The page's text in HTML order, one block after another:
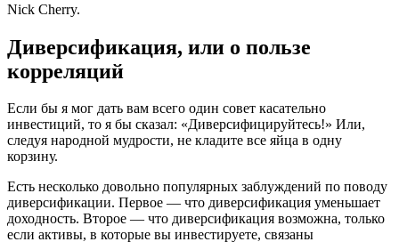
Nick Cherry.
Диверсификация, или о пользе
корреляций
Если бы я мог дать вам всего один совет касательно
инвестиций, то я бы сказал: «Диверсифицируйтесь!» Или,
следуя народной мудрости, не кладите все яйца в одну
корзину.
Есть несколько довольно популярных заблуждений по поводу
диверсификации. Первое — что диверсификация уменьшает
доходность. Второе — что диверсификация возможна, только
если активы, в которые вы инвестируете, связаны